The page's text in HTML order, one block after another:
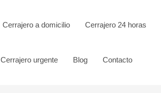
Cerrajero a domicilio Cerrajero 24 horas
Cerrajero urgente Blog Contacto